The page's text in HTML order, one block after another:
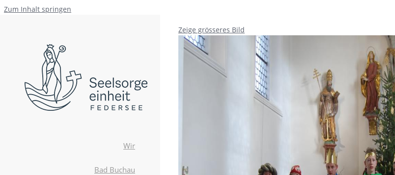
Zum Inhalt springen
Wir
Bad Buchau
Zeige grösseres Bild